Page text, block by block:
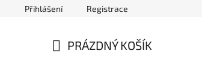
Přihlášení Registrace
PRÁZDNÝ KOŠÍK